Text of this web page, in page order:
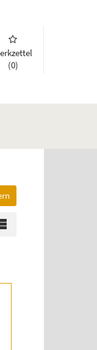
(0)
Sie auf, mit